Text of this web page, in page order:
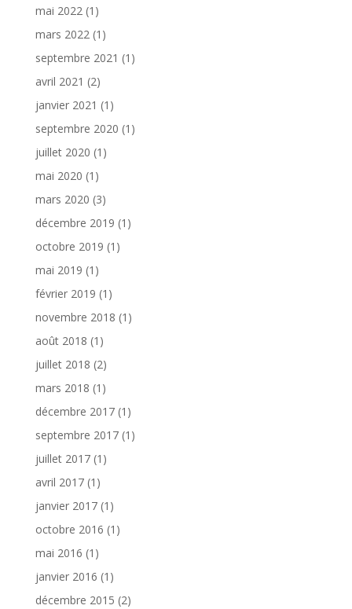
mai 2022(1)
mars 2022(1)
septembre 2021 (1)
avril 2021 (2)
janvier 2021 (1)
septembre 2020 (1)
juillet 2020 (1)
mai 2020 (1)
mars 2020 (3)
décembre 2019 (1)
octobre 2019 (1)
mai 2019 (1)
février 2019 (1)
novembre 2018 (1)
août 2018 (1)
juillet 2018 (2)
mars 2018 (1)
décembre 2017(1)
septembre 2017(1)
juillet 2017(1)
avril 2017(1)
janvier 2017(1)
octobre 2016 (1)
mai 2016 (1)
janvier 2016 (1)
décembre 2015 (2)